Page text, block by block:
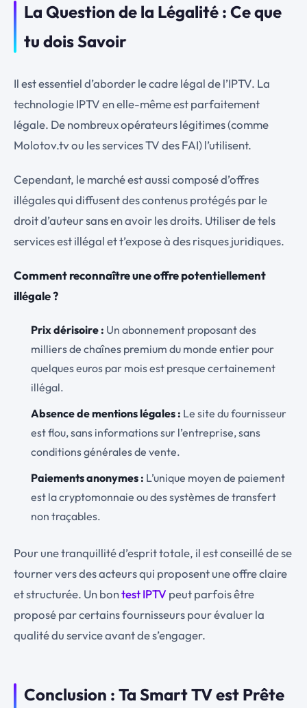
La Question de la Légalité : Ce que
tu dois Savoir
Il est essentiel d’aborder le cadre légal de l’IPTV. La
technologie IPTV en elle-même est parfaitement
légale. De nombreux opérateurs légitimes (comme
Molotov.tv ou les services TV des FAI) l’utilisent.
Cependant, le marché est aussi composé d’offres
illégales qui diffusent des contenus protégés par le
droit d’auteur sans en avoir les droits. Utiliser de tels
services est illégal et t’expose à des risques juridiques.
Comment reconnaître une offre potentiellement
illégale ?
Prix dérisoire : Un abonnement proposant des
milliers de chaînes premium du monde entier pour
quelques euros par mois est presque certainement
illégal.
Absence de mentions légales : Le site du fournisseur
est flou, sans informations sur l’entreprise, sans
conditions générales de vente.
Paiements anonymes : L’unique moyen de paiement
est la cryptomonnaie ou des systèmes de transfert
non traçables.
Pour une tranquillité d’esprit totale, il est conseillé de se
tourner vers des acteurs qui proposent une offre claire
et structurée. Un bontest IPTVpeut parfois être
proposé par certains fournisseurs pour évaluer la
qualité du service avant de s’engager.
Conclusion : Ta Smart TV est Prête